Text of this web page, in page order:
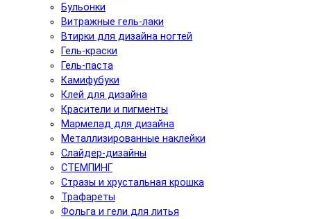
Бульонки
Витражные гель-лаки
Втирки для дизайна ногтей
Гель-краски
Гель-паста
Камифубуки
Клей для дизайна
Красители и пигменты
Мармелад для дизайна
Металлизированные наклейки
Слайдер-дизайны
СТЕМПИНГ
Стразы и хрустальная крошка
Трафареты
Фольга и гели для литья